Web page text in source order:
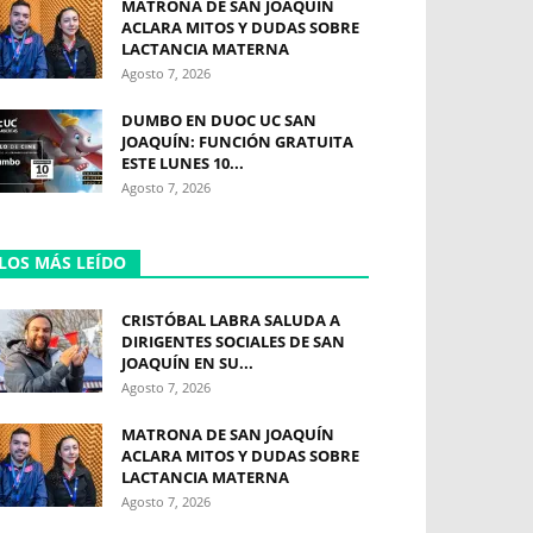
MATRONA DE SAN JOAQUÍN
ACLARA MITOS Y DUDAS SOBRE
LACTANCIA MATERNA
Agosto 7, 2026
DUMBO EN DUOC UC SAN
JOAQUÍN: FUNCIÓN GRATUITA
ESTE LUNES 10...
Agosto 7, 2026
MÁS LEÍDO
CRISTÓBAL LABRA SALUDA A
DIRIGENTES SOCIALES DE SAN
JOAQUÍN EN SU...
Agosto 7, 2026
MATRONA DE SAN JOAQUÍN
ACLARA MITOS Y DUDAS SOBRE
LACTANCIA MATERNA
Agosto 7, 2026